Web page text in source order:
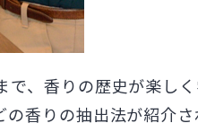
、香りの歴史が楽し
香りの抽出法が紹介